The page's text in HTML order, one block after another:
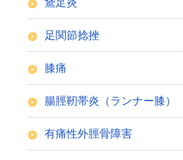
鵞足炎
足関節捻挫
膝痛
腸脛靭帯炎（ランナー膝）
有痛性外脛骨障害